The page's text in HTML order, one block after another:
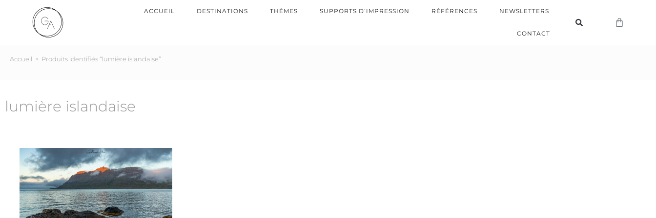
ACCUEIL DESTINATIONS THÈMES SUPPORTS D’IMPRESSION RÉFÉRENCES NEWSLETTERS
CONTACT
Accueil > Produits identifiés “lumière islandaise”
lumière islandaise